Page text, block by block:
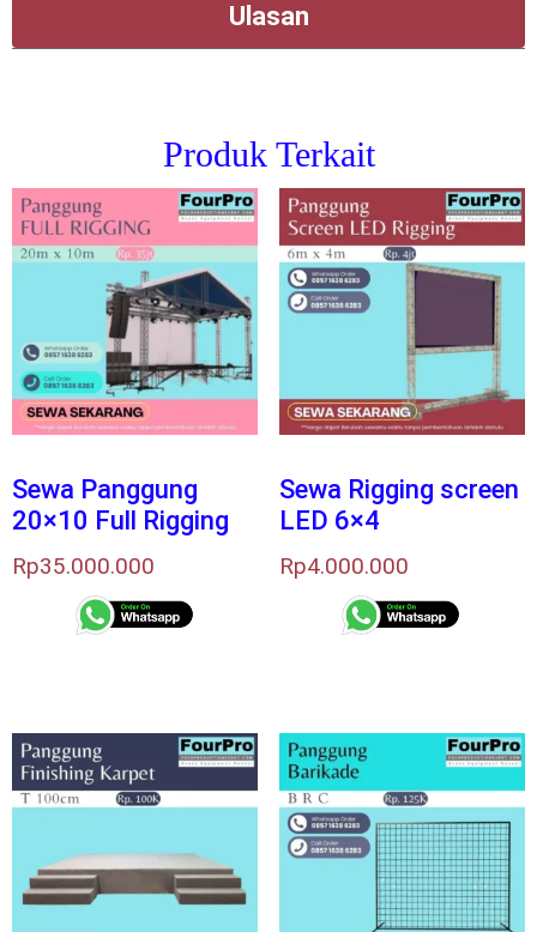
Ulasan
Produk Terkait
Sewa Panggung
20×10 Full Rigging
Rp35.000.000
Sewa Rigging screen
LED 6×4
Rp4.000.000